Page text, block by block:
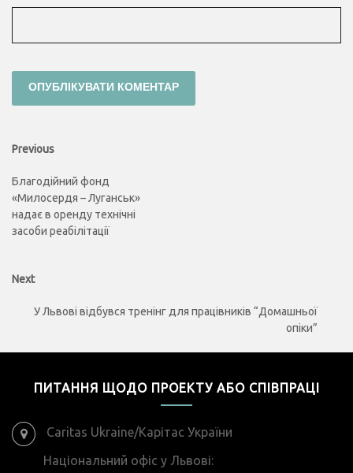
Навігація
записів
Previous
Previous
Благодійний фонд
«Милосердя – Луганськ»
надає в оренду технічні
засоби реабілітації
Next
Next
У Львові відбувся тренінг для працівників “Домашньої
опіки”
ПИТАННЯ ЩОДО ПРОЕКТУ АБО СПІВПРАЦІ
Caritas Ukraine/Карітас України
Національний офіс у Львові: